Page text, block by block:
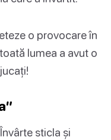
o provocare în
lumea a avut o
Învârte sticla și